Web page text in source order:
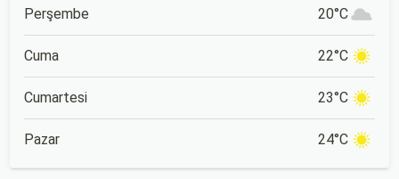
Perşembe 20°C
Cuma 22°C
Cumartesi 23°C
Pazar 24°C